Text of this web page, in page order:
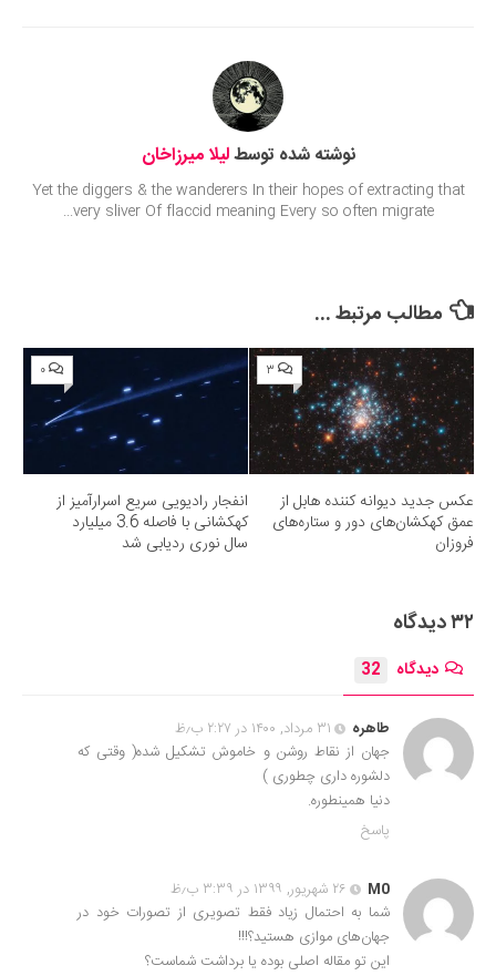
نوشته شده توسطلیلا میرزاخان
Yet the diggers & the wanderers In their hopes of extracting that
very sliver Of flaccid meaning Every so often migrate...
مطالب مرتبط ...
۳
عکس جدید دیوانه کننده هابل از
عمق کهکشان‌های دور و ستاره‌های
فروزان
۰
انفجار رادیویی سریع اسرارآمیز از
کهکشانی با فاصله 3.6 میلیارد
سال نوری ردیابی شد
۳۲ دیدگاه
دیدگاه 32
طاهره
۳۱ مرداد, ۱۴۰۰ در ۲:۲۷ ب٫ظ
جهان از نقاط روشن و خاموش تشکیل شده( وقتی که
دلشوره داری چطوری )
دنیا همینطوره.
پاسخ
M0
۲۶ شهریور, ۱۳۹۹ در ۳:۳۹ ب٫ظ
شما به احتمال زیاد فقط تصویری از تصورات خود در
جهان‌های موازی هستید؟!!!
این تو مقاله اصلی بوده یا برداشت شماست؟